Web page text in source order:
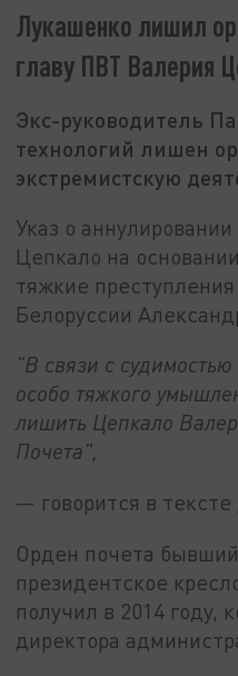
Лукашенко лишил
главу ПВТ Валерия
Экс-руководитель
технологий лишен
экстремистскую
Указ о
Цепкало на
тяжкие
Белоруссии
"В связи с
особо тяжкого
лишить Цепкало
Почета",
— говорится в тексте
Орден почета
президентское
получил в 2014 году,
директора